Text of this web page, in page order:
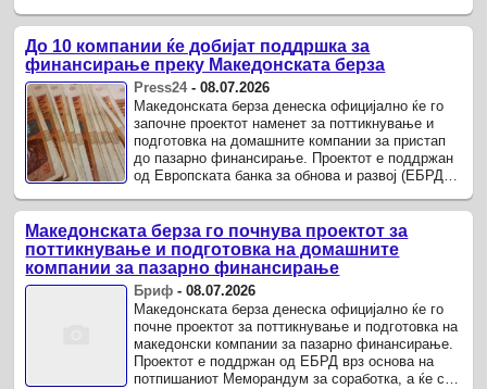
акции и обврзници.
До 10 компании ќе добијат поддршка за
финансирање преку Македонската берза
Press24-08.07.2026
Македонската берза денеска официјално ќе го
започне проектот наменет за поттикнување и
подготовка на домашните компании за пристап
до пазарно финансирање. Проектот е поддржан
од Европската банка за обнова и развој (ЕБРД),
соработка, а ...
Македонската берза го почнува проектот за
поттикнување и подготовка на домашните
компании за пазарно финансирање
Бриф -08.07.2026
Македонската берза денеска официјално ќе го
почне проектот за поттикнување и подготовка на
македонски компании за пазарно финансирање.
Проектот е поддржан од ЕБРД врз основа на
потпишаниот Меморандум за соработка, а ќе се